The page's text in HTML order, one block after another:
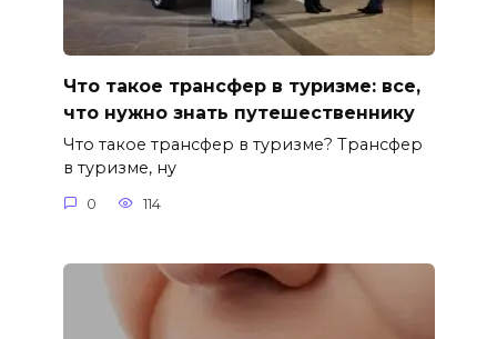
Что такое трансфер в туризме: все,
что нужно знать путешественнику
Что такое трансфер в туризме? Трансфер
в туризме, ну
0 114